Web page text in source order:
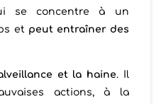
se concentre à un
et peut entraîner des
et la haine. Il
actions, à la